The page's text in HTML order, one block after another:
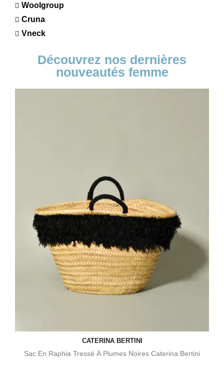
Woolgroup
Cruna
Vneck
Découvrez nos dernières
nouveautés femme
CATERINA BERTINI
Sac En Raphia Tressé À Plumes Noires Caterina Bertini